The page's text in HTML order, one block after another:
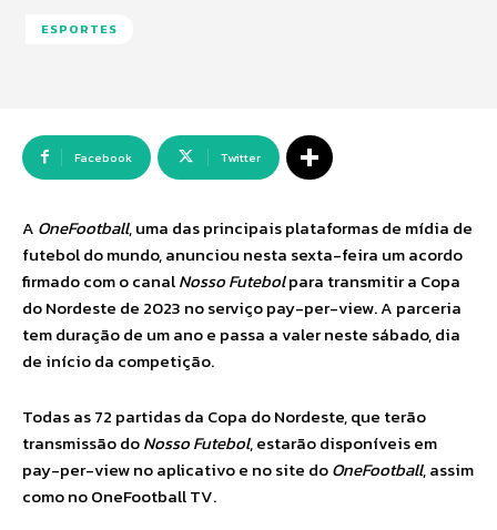
ESPORTES
Facebook Twitter
A OneFootball, uma das principais plataformas de mídia de
futebol do mundo, anunciou nesta sexta-feira um acordo
firmado com o canalNosso Futebolpara transmitir a Copa
do Nordeste de 2023 no serviço pay-per-view. A parceria
tem duração de um ano e passa a valer neste sábado, dia
de início da competição.
Todas as 72 partidas da Copa do Nordeste, que terão
transmissão doNosso Futebol, estarão disponíveis em
pay-per-view no aplicativo e no site doOneFootball, assim
como no OneFootball TV.